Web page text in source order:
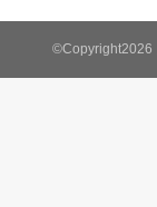
©Copyright2026